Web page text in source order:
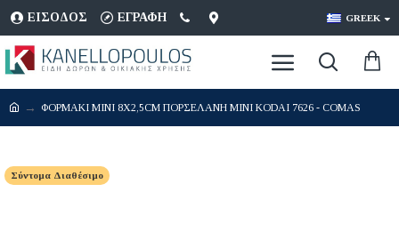
ΕΊΣΟΔΟΣ ΕΓΡΑΦΉ GREEK
ΦΟΡΜΑΚΙ ΜΙΝΙ 8X2,5CM ΠΟΡΣΕΛΑΝΗ MINI KODAI 7626 - COMAS
Σύντομα Διαθέσιμο